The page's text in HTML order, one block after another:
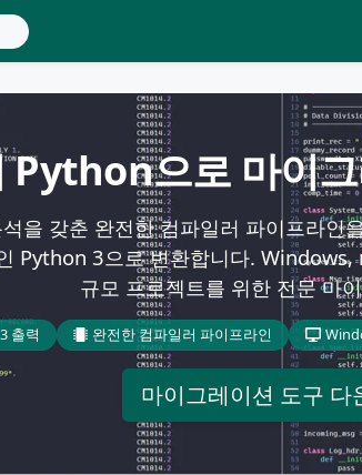
Python으로 마이
을 갖춘 완전한 컴파일러 파이프라인
Python 3으로 변환합니다.
규모 프로젝트를 위한 전문 마
출력 완전한 컴파일러 파이프라인
마이그레이션 도구 다